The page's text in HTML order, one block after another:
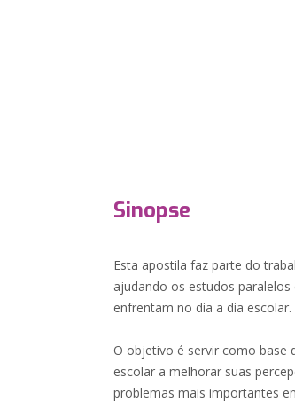
Sinopse
Esta apostila faz parte do
ajudando os estudos
enfrentam no dia a dia escolar.
O objetivo é servir como base
escolar a melhorar suas
problemas mais importantes